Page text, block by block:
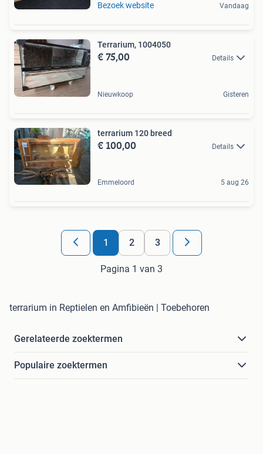
Bezoek website Vandaag
Terrarium, 1004050
€ 75,00 Details
Nieuwkoop Gisteren
terrarium 120 breed
€ 100,00 Details
Emmeloord 5 aug 26
1 2 3
Pagina 1 van 3
terrarium in Reptielen en Amfibieën | Toebehoren
Gerelateerde zoektermen
Populaire zoektermen